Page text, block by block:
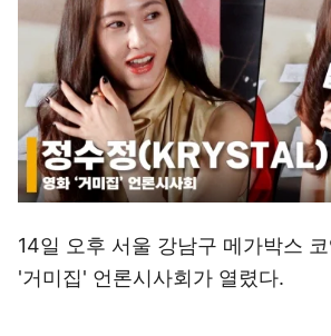
14일 오후 서울 강남구 메가박스
'거미집' 언론시사회가 열렸다.